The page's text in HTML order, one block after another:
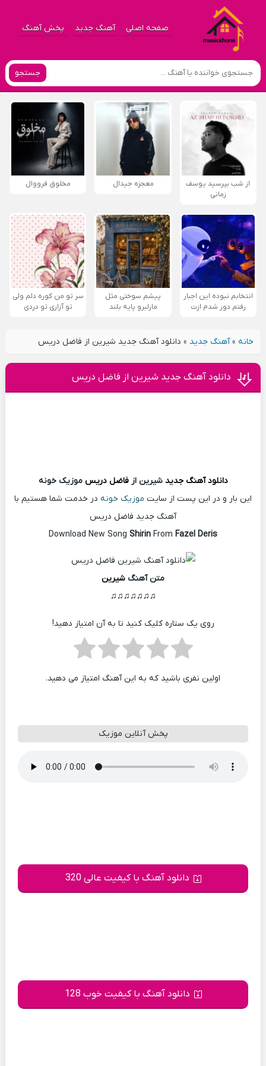
صفحه اصلی آهنگ جدید پخش آهنگ
جستجو
از شب بپرسید یوسف
زمانی
معجزه جیدال مخلوق فرووال
انتخابم نبوده این اجبار
رفتم دور شدم ازت
پیشم سوختی مثل
مارلبرو پایه بلند
سر تو من کوره دلم ولی
تو آزاری تو دردی
خانه»آهنگ جدید » دانلود آهنگ جدید شیرین از فاضل دریس
دانلود آهنگ جدید شیرین از فاضل دریس
دانلود آهنگ جدید شیرین ازفاضل دریس موزیک خونه
این بار و در این پست از سایت موزیک خونه در خدمت شما هستیم با
آهنگ جدید فاضل دریس
Download New Song Shirin From Fazel Deris
متن آهنگ شیرین
♫♫♫♫♫♫♫
روی یک ستاره کلیک کنید تا به آن امتیاز دهید!
اولین نفری باشید که به این آهنگ امتیاز می دهید.
پخش آنلاین موزیک
دانلود آهنگ با کیفیت عالی 320
دانلود آهنگ با کیفیت خوب 128